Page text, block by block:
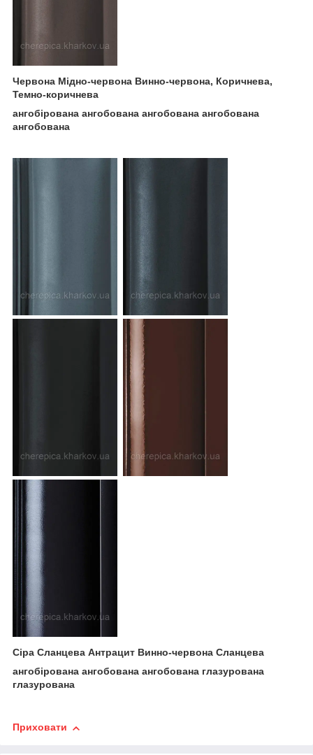
Червона Мідно-червона Винно-червона, Коричнева,
Темно-коричнева
ангобірована ангобована ангобована ангобована
ангобована
Сіра Сланцева Антрацит Винно-червона Сланцева
ангобірована ангобована ангобована глазурована
глазурована
Приховати